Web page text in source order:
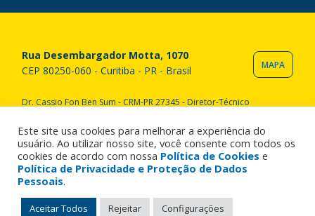
Rua Desembargador Motta, 1070
CEP 80250-060 - Curitiba - PR - Brasil
MAPA
Dr. Cassio Fon Ben Sum - CRM-PR 27345 - Diretor-Técnico
reservados. All rights reserved.
Este site usa cookies para melhorar a experiência do
usuário. Ao utilizar nosso site, você consente com todos os
cookies de acordo com nossa Política de Cookies e
Política de Privacidade e Proteção de Dados
Pessoais.
Aceitar Todos Rejeitar Configurações